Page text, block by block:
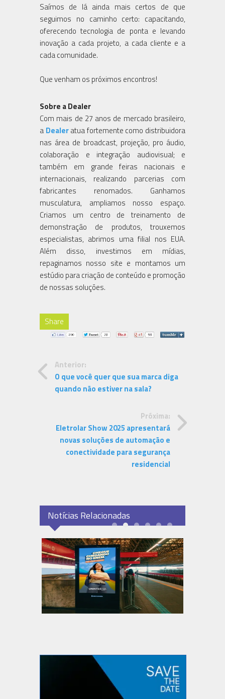
Saímos de lá ainda mais certos de que
seguimos no caminho certo: capacitando,
oferecendo tecnologia de ponta e levando
inovação a cada projeto, a cada cliente e a
cada comunidade.
Que venham os próximos encontros!
Sobre a Dealer
Com mais de 27 anos de mercado brasileiro,
a Dealeratua fortemente como distribuidora
nas área de broadcast, projeção, pro áudio,
colaboração e integração audiovisual; e
também em grande feiras nacionais e
internacionais, realizando parcerias com
fabricantes renomados. Ganhamos
musculatura, ampliamos nosso espaço.
Criamos um centro de treinamento de
demonstração de produtos, trouxemos
especialistas, abrimos uma filial nos EUA.
Além disso, investimos em mídias,
repaginamos nosso site e montamos um
estúdio para criação de conteúdo e promoção
de nossas soluções.
Share
Anterior:
O que você quer que sua marca diga
quando não estiver na sala?
Próxima:
Eletrolar Show 2025 apresentará
novas soluções de automação e
conectividade para segurança
residencial
Notícias Relacionadas